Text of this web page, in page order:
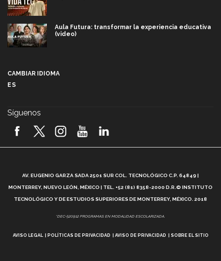
Aula Futura: transformar la experiencia educativa
(video)
2026! (video)
¿Cómo es el Modelo Educativo Tec? (video)
Vida Tec: Feminismo e Inteligencia Artificial, Paola
CAMBIAR IDIOMA
ES
Síguenos
AV. EUGENIO GARZA SADA 2501 SUR COL. TECNOLÓGICO C.P. 64849 |
MONTERREY, NUEVO LEÓN, MÉXICO | TEL. +52 (81) 8358-2000 D.R.© INSTITUTO
TECNOLÓGICO Y DE ESTUDIOS SUPERIORES DE MONTERREY, MÉXICO. 2018
*DEC-520912 PROGRAMAS EN MODALIDAD ESCOLARIZADA.
AVISO LEGAL POLÍTICAS DE PRIVACIDAD AVISO DE PRIVACIDAD SOBRE EL SITIO